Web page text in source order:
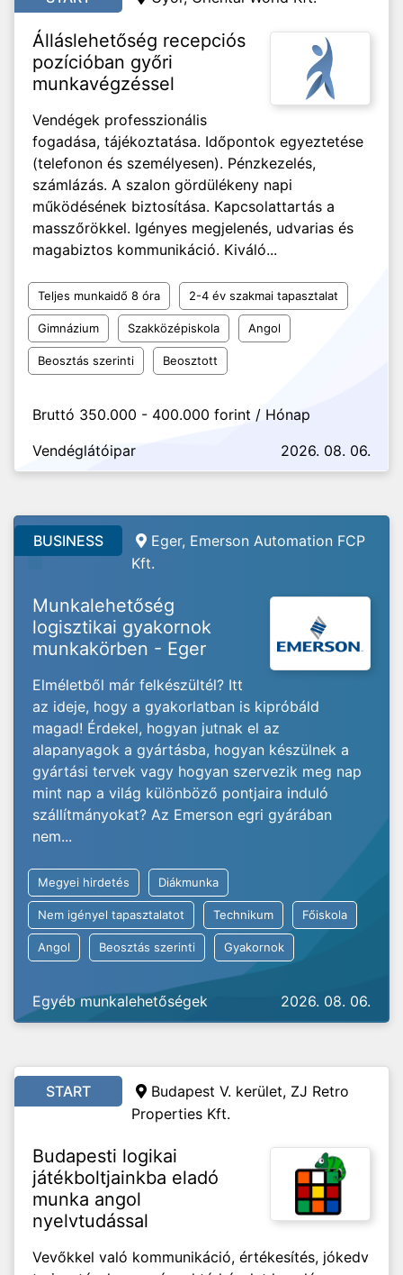
Álláslehetőség recepciós
pozícióban győri
munkavégzéssel
Vendégek professzionális
fogadása, tájékoztatása. Időpontok egyeztetése
(telefonon és személyesen). Pénzkezelés,
számlázás. A szalon gördülékeny napi
működésének biztosítása. Kapcsolattartás a
masszőrökkel. Igényes megjelenés, udvarias és
magabiztos kommunikáció. Kiváló...
Teljes munkaidő 8 óra 2-4 év szakmai tapasztalat
Gimnázium Szakközépiskola Angol
Beosztás szerinti Beosztott
Bruttó 350.000 - 400.000 forint / Hónap
Vendéglátóipar
2026. 08. 06.
BUSINESS
Eger, Emerson Automation FCP
Kft.
Munkalehetőség
logisztikai gyakornok
munkakörben - Eger
Elméletből már felkészültél? Itt
az ideje, hogy a gyakorlatban is kipróbáld
magad! Érdekel, hogyan jutnak el az
alapanyagok a gyártásba, hogyan készülnek a
gyártási tervek vagy hogyan szervezik meg nap
mint nap a világ különböző pontjaira induló
szállítmányokat? Az Emerson egri gyárában
nem...
Megyei hirdetés Diákmunka
Nem igényel tapasztalatot Technikum Főiskola
Angol Beosztás szerinti Gyakornok
Egyéb munkalehetőségek 2026. 08. 06.
START
Budapest V. kerület, ZJ Retro
Properties Kft.
Budapesti logikai
játékboltjainkba eladó
munka angol
nyelvtudással
Vevőkkel való kommunikáció, értékesítés, jókedv